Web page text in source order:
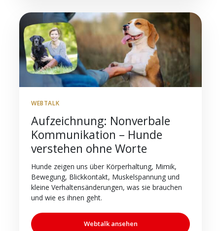
WEBTALK
Aufzeichnung: Nonverbale
Kommunikation – Hunde
verstehen ohne Worte
Hunde zeigen uns über Körperhaltung, Mimik,
Bewegung, Blickkontakt, Muskelspannung und
kleine Verhaltensänderungen, was sie brauchen
und wie es ihnen geht.
Webtalk ansehen